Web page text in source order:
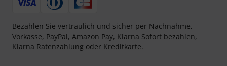
Bezahlen Sie vertraulich und sicher per Nachnahme,
Vorkasse, PayPal, Amazon Pay, Klarna Sofort bezahlen,
Klarna Ratenzahlung oder Kreditkarte.